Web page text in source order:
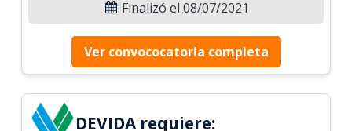
Finalizó el 08/07/2021
Ver convococatoria completa
DEVIDA requiere: